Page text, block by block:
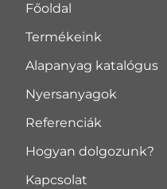
Főoldal
Termékeink
Alapanyag katalógus
Nyersanyagok
Referenciák
Hogyan dolgozunk?
Kapcsolat